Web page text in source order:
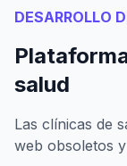
DESARROLLO
salud
Las clínicas de
web obsoletos